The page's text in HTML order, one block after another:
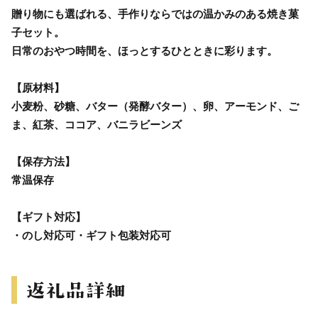
贈り物にも選ばれる、手作りならではの温かみのある焼き菓
子セット。
日常のおやつ時間を、ほっとするひとときに彩ります。
【原材料】
小麦粉、砂糖、バター（発酵バター）、卵、アーモンド、ご
ま、紅茶、ココア、バニラビーンズ
【保存方法】
常温保存
【ギフト対応】
・のし対応可・ギフト包装対応可